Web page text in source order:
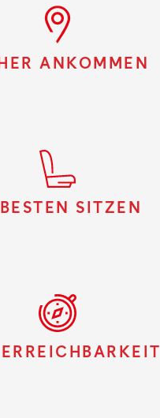
ANKOMMEN
BESTEN SITZEN